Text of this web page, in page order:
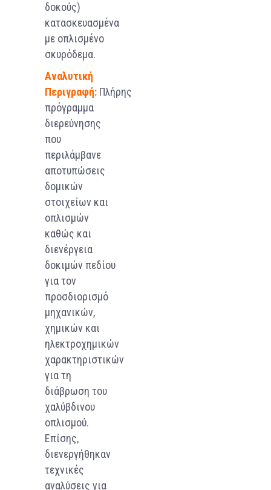
δοκούς)
κατασκευασμένα
με οπλισμένο
σκυρόδεμα.
Αναλυτική
Περιγραφή: Πλήρης
πρόγραμμα
διερεύνησης
που
περιλάμβανε
αποτυπώσεις
δομικών
στοιχείων και
οπλισμών
καθώς και
διενέργεια
δοκιμών πεδίου
για τον
προσδιορισμό
μηχανικών,
χημικών και
ηλεκτροχημικών
χαρακτηριστικών
για τη
διάβρωση του
χαλύβδινου
οπλισμού.
Επίσης,
διενεργήθηκαν
τεχνικές
αναλύσεις για